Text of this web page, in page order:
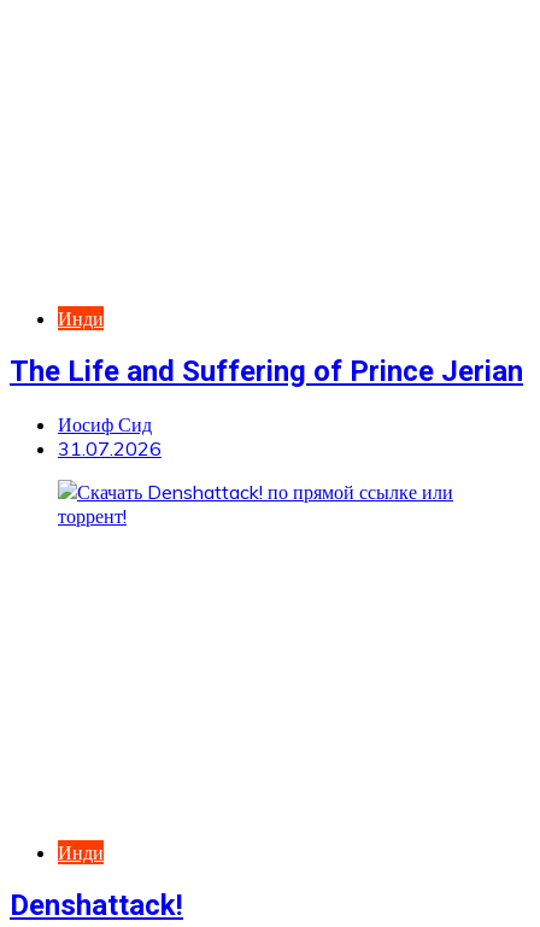
Инди
The Life and Suffering of Prince Jerian
Иосиф Сид
31.07.2026
Инди
Denshattack!